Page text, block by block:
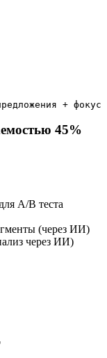
45%
A/B теста
(через ИИ)
через ИИ)